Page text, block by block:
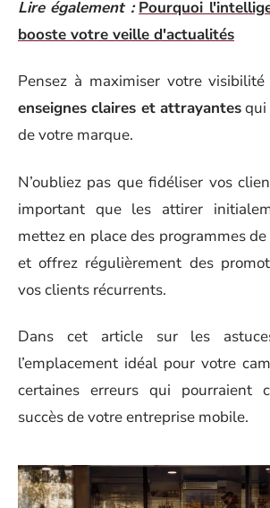
Lire également : Pourquoi
booste votre veille d'actualités
Pensez à maximiser votre
enseignes claires et attrayantesqui
de votre marque.
N’oubliez pas que fidéliser vos
important que les attirer
mettez en place des programmes
et offrez régulièrement des
vos clients récurrents.
Dans cet article sur les
l’emplacement idéal pour votre
certaines erreurs qui pourraient
succès de votre entreprise mobile.